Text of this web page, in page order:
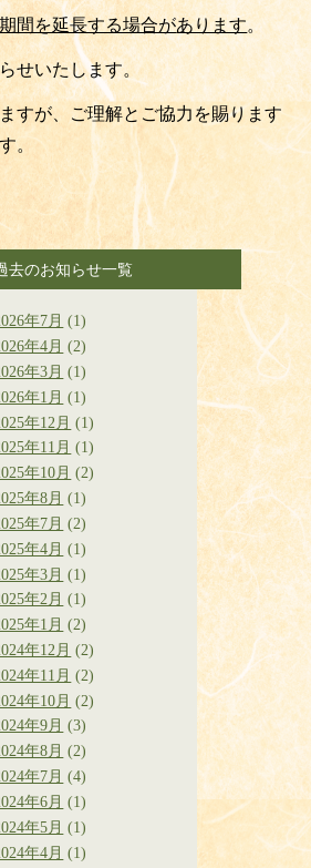
期間を延長する場合があります。
せいたします。
すが、ご理解とご協力を賜ります
。
去のお知らせ一覧
年7月 (1)
年4月 (2)
年3月 (1)
年1月 (1)
年12月 (1)
年11月 (1)
年10月 (2)
年8月 (1)
年7月 (2)
年4月 (1)
年3月 (1)
年2月 (1)
年1月 (2)
年12月 (2)
年11月 (2)
年10月 (2)
年9月 (3)
年8月 (2)
年7月 (4)
年6月 (1)
年5月 (1)
年4月 (1)